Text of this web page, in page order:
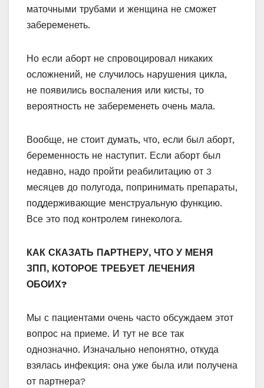
маточными трубами и женщина не сможет
забеременеть.
Но если аборт не спровоцировал никаких
осложнений, не случилось нарушения цикла,
не появились воспаления или кисты, то
вероятность не забеременеть очень мала.
Вообще, не стоит думать, что, если был аборт,
беременность не наступит. Если аборт был
недавно, надо пройти реабилитацию от 3
месяцев до полугода, попринимать препараты,
поддерживающие менструальную функцию.
Все это под контролем гинеколога.
КАК СКАЗАТЬ ПAРТНЕРУ, ЧТО У МЕНЯ
ЗПП, КОТОРОЕ ТРЕБУЕТ ЛЕЧЕНИЯ
ОБОИХ?
Мы с пациентами очень часто обсуждаем этот
вопрос на приеме. И тут не все так
однозначно. Изначально непонятно, откуда
взялась инфекция: она уже была или получена
от партнера?